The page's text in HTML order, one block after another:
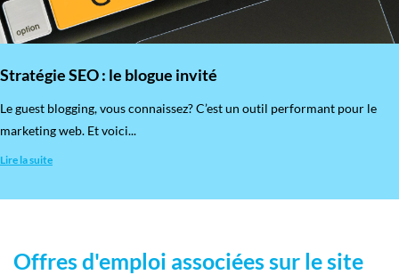
Stratégie SEO : le blogue invité
​Le guest blogging, vous connaissez? C’est un outil performant pour le
marketing web. Et voici...
Lire la suite
Offres d'emploi associées sur le site